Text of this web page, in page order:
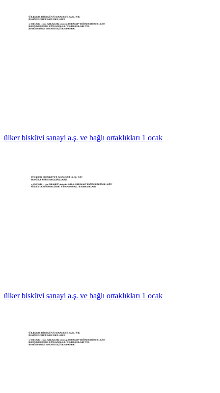
ülker bisküvi sanayi a.ş. ve bağlı ortaklıkları 1 ocak
ülker bisküvi sanayi a.ş. ve bağlı ortaklıkları 1 ocak